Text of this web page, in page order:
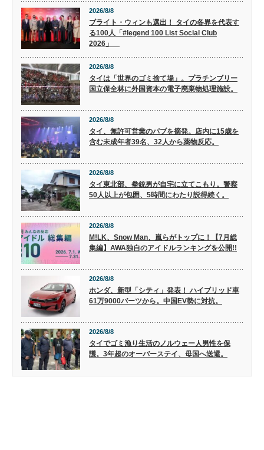
2026/8/8
ブライト・ウィンも選出！ タイの各界を代表す
る100人「#legend 100 List Social Club
2026」
2026/8/8
タイは「世界のゴミ捨て場」。プラチンブリー
国立保全林に外国資本の電子廃棄物処理施設。
2026/8/8
タイ、無許可営業のパブを摘発。店内に15歳を
含む未成年者39名、32人から薬物反応。
2026/8/8
タイ東北部、拳銃男が自宅に立てこもり。警察
50人以上が包囲、5時間にわたり説得続く。
2026/8/8
M!LK、Snow Man、嵐らがトップに！【7月総
集編】AWA独自のアイドルランキングを公開!!
2026/8/8
ホンダ、新型「シティ」発表！ ハイブリッド車
61万9000バーツから。中国EV勢に対抗。
2026/8/8
タイでゴミ漁り生活のノルウェー人男性を保
護。3年超のオーバーステイ、母国へ送還。